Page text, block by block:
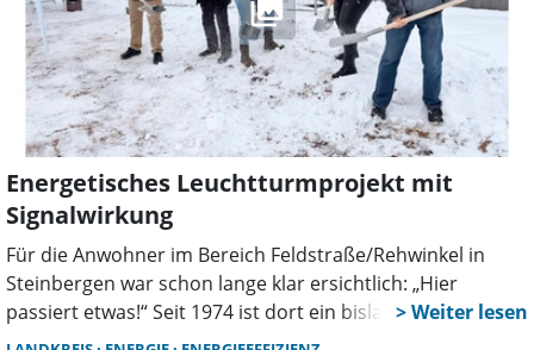
Energetisches Leuchtturmprojekt mit
Signalwirkung
Für die Anwohner im Bereich Feldstraße/Rehwinkel in
Steinbergen war schon lange klar ersichtlich: „Hier
passiert etwas!“ Seit 1974 ist dort ein bislang nur mit zwei
Häusern bebautes Baugebiet vorhanden, doch erst jetzt,